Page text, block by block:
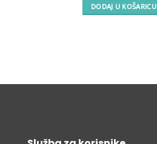
DODAJ U KOŠARICU